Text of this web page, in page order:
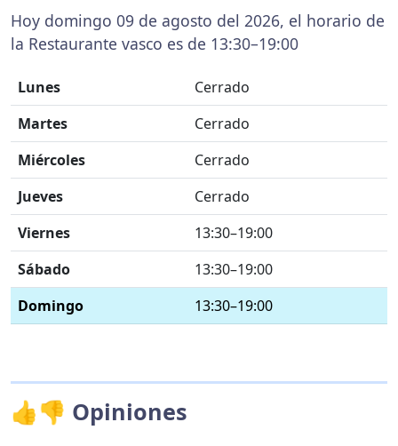
Hoy domingo 09 de agosto del 2026, el horario de
la Restaurante vasco es de 13:30–19:00
Lunes
Cerrado
Martes
Cerrado
Miércoles
Cerrado
Jueves
Cerrado
Viernes
13:30–19:00
Sábado
13:30–19:00
Domingo
13:30–19:00
👍👎 Opiniones